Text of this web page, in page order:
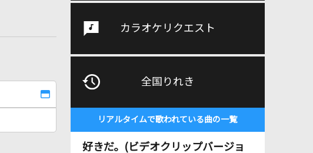
カラオケリクエスト
全国りれき
リアルタイムで歌われている曲の一覧
好きだ。(ビデオクリップバージョ